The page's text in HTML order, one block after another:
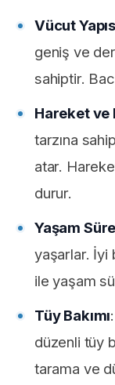
Vücut
geniş ve
sahiptir.
Hareket ve
tarzına
atar.
durur.
Yaşam
yaşarlar. İyi
ile yaşam
Tüy Bakımı
düzenli tüy
tarama ve